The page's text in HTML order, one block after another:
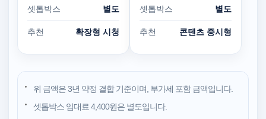
셋톱박스 별도
추천 확장형 시청
셋톱박스 별도
추천 콘텐츠 중시형
위 금액은 3년 약정 결합 기준이며, 부가세 포함 금액입니다.
셋톱박스 임대료 4,400원은 별도입니다.